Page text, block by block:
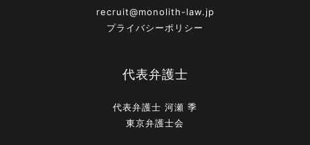
recruit@monolith-law.jp
プライバシーポリシー
代表弁護士
代表弁護士 河瀬 季
東京弁護士会